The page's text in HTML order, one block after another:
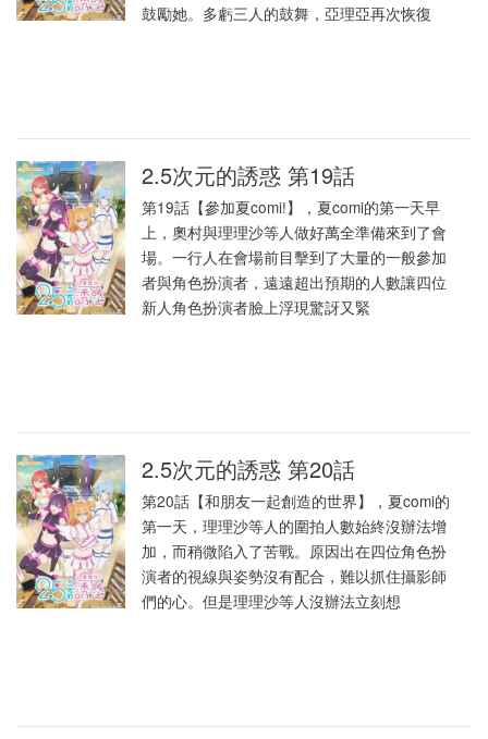
鼓勵她。多虧三人的鼓舞，亞理亞再次恢復
2.5次元的誘惑 第19話
第19話【參加夏comi!】，夏comi的第一天早
上，奧村與理理沙等人做好萬全準備來到了會
場。一行人在會場前目擊到了大量的一般參加
者與角色扮演者，遠遠超出預期的人數讓四位
新人角色扮演者臉上浮現驚訝又緊
2.5次元的誘惑 第20話
第20話【和朋友一起創造的世界】，夏comi的
第一天，理理沙等人的圍拍人數始終沒辦法增
加，而稍微陷入了苦戰。原因出在四位角色扮
演者的視線與姿勢沒有配合，難以抓住攝影師
們的心。但是理理沙等人沒辦法立刻想